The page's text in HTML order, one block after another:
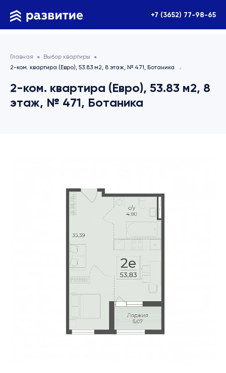
+7 (3652) 77-98-65
Главная
Выбор квартиры
2-ком. квартира (Евро), 53.83 м2, 8 этаж, № 471, Ботаника
2-ком. квартира (Евро), 53.83 м2, 8
этаж, № 471, Ботаника